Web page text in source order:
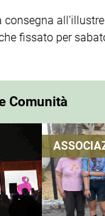
consegna
fissato per
Comunità